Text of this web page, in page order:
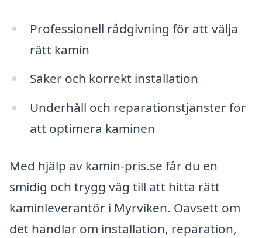
Professionell rådgivning för att välja
rätt kamin
Säker och korrekt installation
Underhåll och reparationstjänster för
att optimera kaminen
Med hjälp av kamin-pris.se får du en
smidig och trygg väg till att hitta rätt
kaminleverantör i Myrviken. Oavsett om
det handlar om installation, reparation,